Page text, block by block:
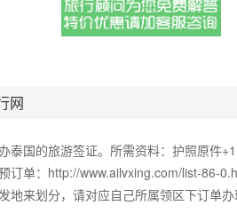
网
泰国的旅游签证。所需资料：护照原件
订单：http://www.ailvxing.com/list-86-
地来划分，请对应自己所属领区下订单